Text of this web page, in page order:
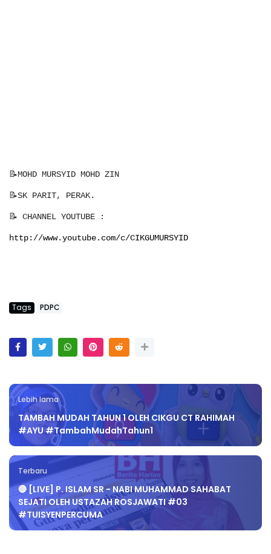
📝MOHD MURSYID MOHD ZIN
📝SK PARIT, PERAK.
📝 CHANNEL YOUTUBE :
http://www.youtube.com/c/CIKGUMURSYID
Tags PDPC
Lebih lama
TAMBAH MUDAH TAHUN 1 OLEH CIKGU CT RAHIMAH
#AYU #TambahMudahTahun1
Terbaru
🔴 [LIVE] P. ISLAM SR - NABI MUHAMMAD SAHABAT
SEJATI OLEH USTAZAH ROSJAWATI #03
#TUISYENPERCUMA